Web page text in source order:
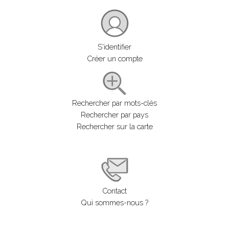
S'identifier
Créer un compte
Rechercher par mots-clés
Rechercher par pays
Rechercher sur la carte
Contact
Qui sommes-nous ?